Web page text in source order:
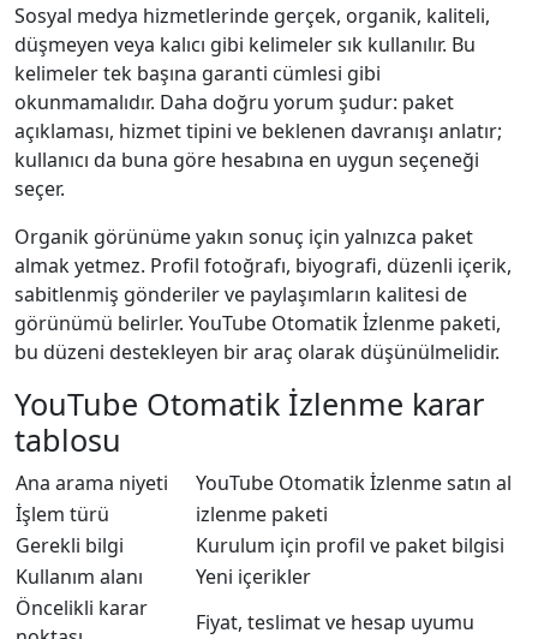
Sosyal medya hizmetlerinde gerçek, organik, kaliteli,
düşmeyen veya kalıcı gibi kelimeler sık kullanılır. Bu
kelimeler tek başına garanti cümlesi gibi
okunmamalıdır. Daha doğru yorum şudur: paket
açıklaması, hizmet tipini ve beklenen davranışı anlatır;
kullanıcı da buna göre hesabına en uygun seçeneği
seçer.
Organik görünüme yakın sonuç için yalnızca paket
almak yetmez. Profil fotoğrafı, biyografi, düzenli içerik,
sabitlenmiş gönderiler ve paylaşımların kalitesi de
görünümü belirler. YouTube Otomatik İzlenme paketi,
bu düzeni destekleyen bir araç olarak düşünülmelidir.
YouTube Otomatik İzlenme karar
tablosu
Ana arama niyeti
YouTube Otomatik İzlenme satın al
İşlem türü
izlenme paketi
Gerekli bilgi
Kurulum için profil ve paket bilgisi
Kullanım alanı
Yeni içerikler
Öncelikli karar
Fiyat, teslimat ve hesap uyumu